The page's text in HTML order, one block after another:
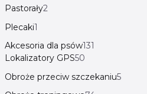
Pastorały2
Plecaki1
Akcesoria dla psów131
Lokalizatory GPS50
Obroże przeciw szczekaniu5